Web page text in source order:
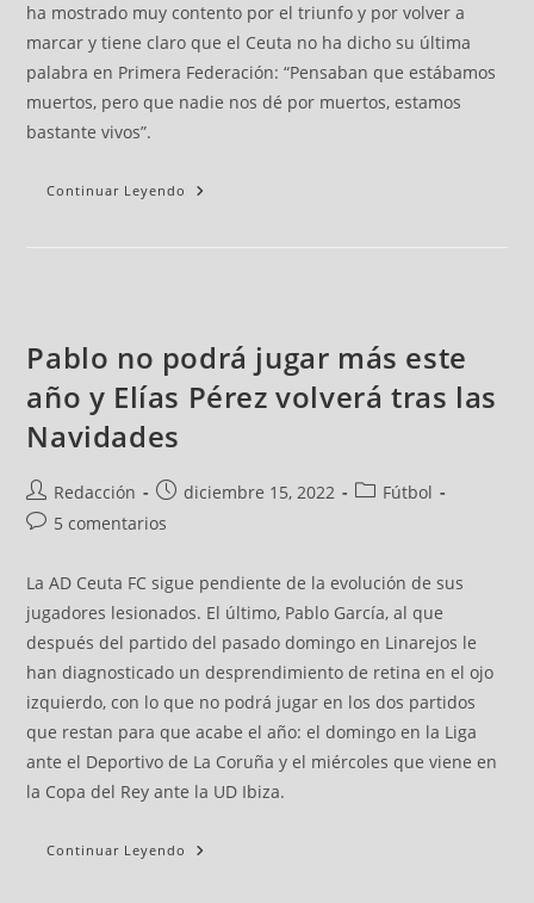
ha mostrado muy contento por el triunfo y por volver a
marcar y tiene claro que el Ceuta no ha dicho su última
palabra en Primera Federación: “Pensaban que estábamos
muertos, pero que nadie nos dé por muertos, estamos
bastante vivos”.
Continuar Leyendo
Pablo no podrá jugar más este
año y Elías Pérez volverá tras las
Navidades
Redacción diciembre 15, 2022
Fútbol
5 comentarios
La AD Ceuta FC sigue pendiente de la evolución de sus
jugadores lesionados. El último, Pablo García, al que
después del partido del pasado domingo en Linarejos le
han diagnosticado un desprendimiento de retina en el ojo
izquierdo, con lo que no podrá jugar en los dos partidos
que restan para que acabe el año: el domingo en la Liga
ante el Deportivo de La Coruña y el miércoles que viene en
la Copa del Rey ante la UD Ibiza.
Continuar Leyendo